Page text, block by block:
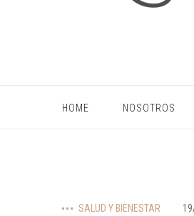
HOME NOSOTROS
SALUD Y BIENESTAR